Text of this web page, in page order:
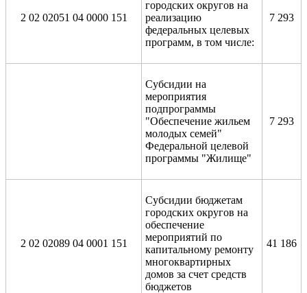
2 02 02051 04 0000 151
городских округов на
реализацию
федеральных целевых
программ, в том числе:
7 293
Субсидии на
мероприятия
подпрограммы
"Обеспечение жильем
молодых семей"
Федеральной целевой
программы "Жилище"
7 293
2 02 02089 04 0001 151
Субсидии бюджетам
городских округов на
обеспечение
мероприятий по
капитальному ремонту
многоквартирных
домов за счет средств
бюджетов
41 186